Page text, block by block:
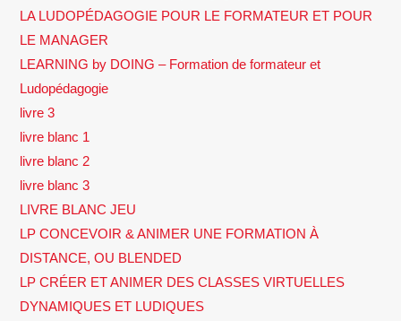
LA LUDOPÉDAGOGIE POUR LE FORMATEUR ET POUR
LE MANAGER
LEARNING by DOING – Formation de formateur et
Ludopédagogie
livre 3
livre blanc 1
livre blanc 2
livre blanc 3
LIVRE BLANC JEU
LP CONCEVOIR & ANIMER UNE FORMATION À
DISTANCE, OU BLENDED
LP CRÉER ET ANIMER DES CLASSES VIRTUELLES
DYNAMIQUES ET LUDIQUES